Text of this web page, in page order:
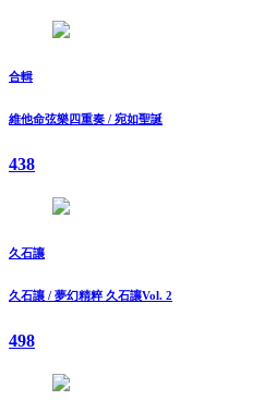
合輯
維他命弦樂四重奏 / 宛如聖誕
438
久石讓
久石讓 / 夢幻精粹 久石讓Vol. 2
498